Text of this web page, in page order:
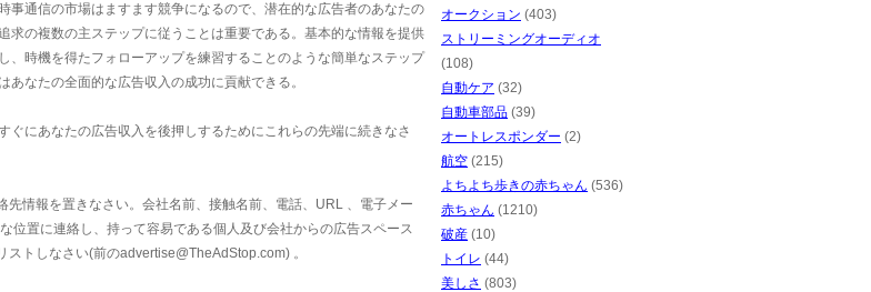
時事通信の市場はますます競争になるので、潜在的な広告者のあなたの
求の複数の主ステップに従うことは重要である。基本的な情報を提供
し、時機を得たフォローアップを練習することのような簡単なステップ
はあなたの全面的な広告収入の成功に貢献できる。
ぐにあなたの広告収入を後押しするためにこれらの先端に続きなさ
情報を置きなさい。会社名前、接触名前、電話、URL 、電子メー
位置に連絡し、持って容易である個人及び会社からの広告スペース
トしなさい(前のadvertise@TheAdStop.com) 。
オークション (403)
ストリーミングオーディオ
(108)
自動ケア (32)
自動車部品 (39)
オートレスポンダー (2)
航空 (215)
よちよち歩きの赤ちゃん (536)
赤ちゃん (1210)
破産 (10)
トイレ (44)
美しさ (803)